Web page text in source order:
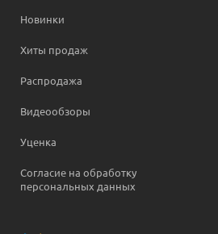
Новинки
Хиты продаж
Распродажа
Видеообзоры
Уценка
Согласие на обработку
персональных данных